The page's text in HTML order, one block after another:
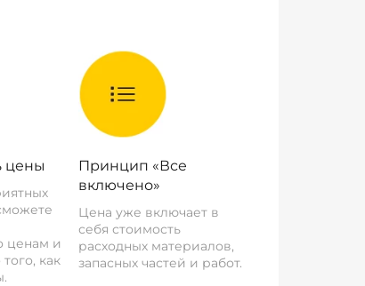
цены
ценам и
как
Принцип «Все
включено»
Цена уже включает в
себя стоимость
расходных материалов,
запасных частей и работ.